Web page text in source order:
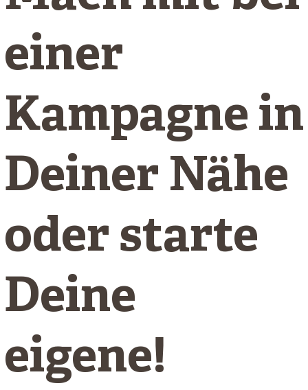
einer
Kampagne in
Deiner Nähe
oder starte
Deine
eigene!